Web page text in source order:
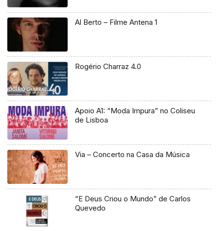
Al Berto – Filme Antena 1
Rogério Charraz 4.0
Apoio A1: “Moda Impura” no Coliseu
de Lisboa
Via – Concerto na Casa da Música
“E Deus Criou o Mundo” de Carlos
Quevedo